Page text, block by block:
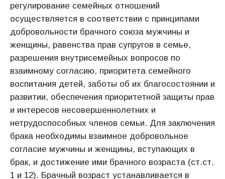
регулирование семейных отношений
осуществляется в соответствии с принципами
добровольности брачного союза мужчины и
женщины, равенства прав супругов в семье,
разрешения внутрисемейных вопросов по
взаимному согласию, приоритета семейного
воспитания детей, заботы об их благосостоянии и
развитии, обеспечения приоритетной защиты прав
и интересов несовершеннолетних и
нетрудоспособных членов семьи. Для заключения
брака необходимы взаимное добровольное
согласие мужчины и женщины, вступающих в
брак, и достижение ими брачного возраста (ст.ст.
1 и 12). Брачный возраст устанавливается в